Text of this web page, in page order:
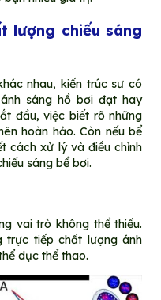
lượng chiếu sáng
nhau, kiến trúc sư có
sáng hồ bơi đạt hay
đầu, việc biết rõ những
hoàn hảo. Còn nếu bể
cách xử lý và điều chỉnh
sáng bể bơi.
vai trò không thể thiếu.
trực tiếp chất lượng ánh
dục thể thao.